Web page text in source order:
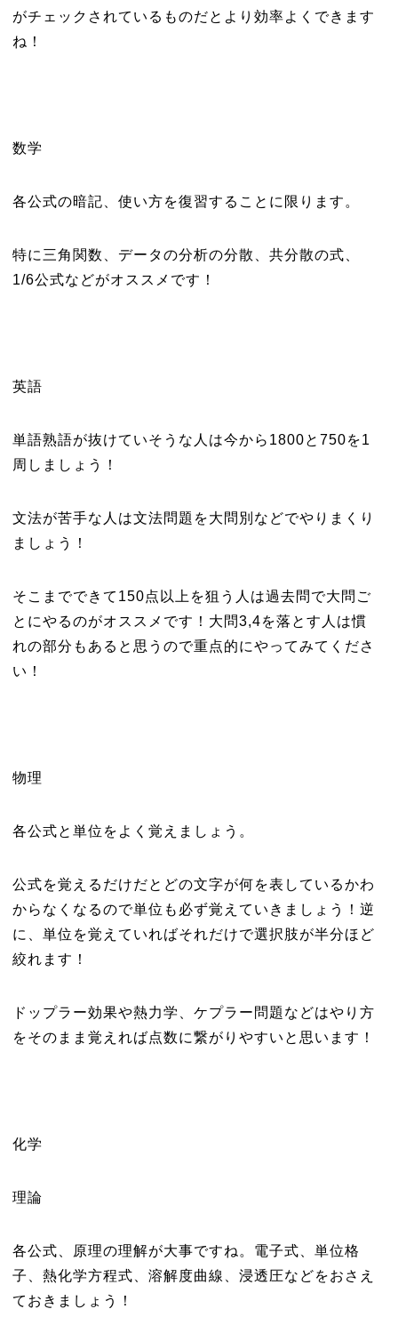
がチェックされているものだとより効率よくできます
ね！
数学
各公式の暗記、使い方を復習することに限ります。
特に三角関数、データの分析の分散、共分散の式、
1/6公式などがオススメです！
英語
単語熟語が抜けていそうな人は今から1800と750を1
周しましょう！
文法が苦手な人は文法問題を大問別などでやりまくり
ましょう！
そこまでできて150点以上を狙う人は過去問で大問ご
とにやるのがオススメです！大問3,4を落とす人は慣
れの部分もあると思うので重点的にやってみてくださ
い！
物理
各公式と単位をよく覚えましょう。
公式を覚えるだけだとどの文字が何を表しているかわ
からなくなるので単位も必ず覚えていきましょう！逆
に、単位を覚えていればそれだけで選択肢が半分ほど
絞れます！
ドップラー効果や熱力学、ケプラー問題などはやり方
をそのまま覚えれば点数に繋がりやすいと思います！
化学
理論
各公式、原理の理解が大事ですね。電子式、単位格
子、熱化学方程式、溶解度曲線、浸透圧などをおさえ
ておきましょう！